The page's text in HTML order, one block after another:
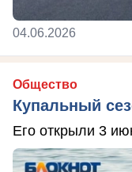
04.06.2026
Общество
Купальный
Его открыли 3